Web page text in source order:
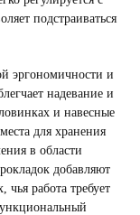
подстраиваться
эргономичности и
надевание и
и навесные
для хранения
в области
добавляют
работа требует